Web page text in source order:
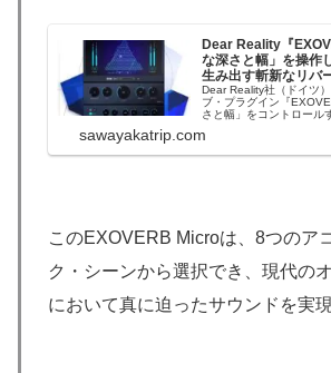
Dear Reality『
な深さと幅」を操作
生み出す斬新なリバ
Dear Reality社（ドイツ
ブ・プラグイン『
さと幅」をコントロール
グインです。Dear
sawayakatrip.com
このEXOVERB Microは、8つのア
ク・シーンから選択でき、現代の
において真に迫ったサウンドを実現